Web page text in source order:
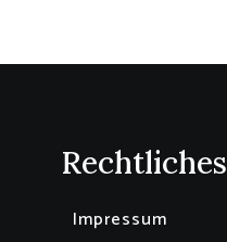
Rechtliches
Impressum